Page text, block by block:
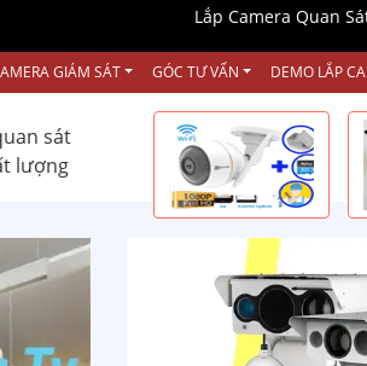
Lắp Camera Quan
GIÁM SÁT GÓC TƯ VẤN DEMO LẮP
sát
lượng